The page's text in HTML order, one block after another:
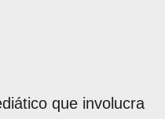
que involucra